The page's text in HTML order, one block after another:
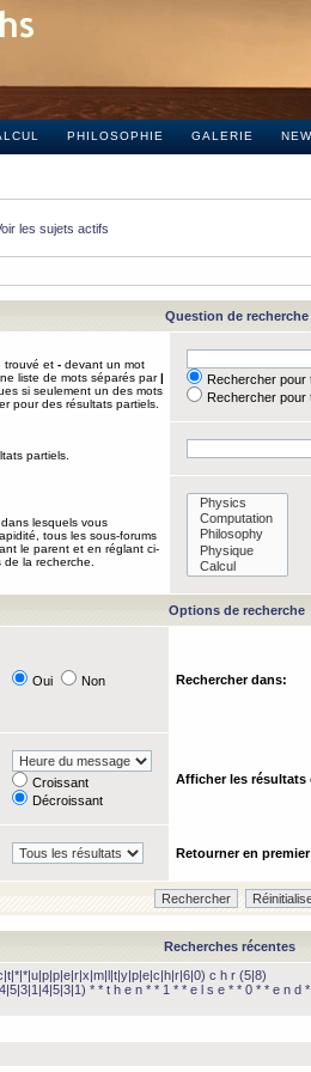
PHILOSOPHIE GALERIE
les sujets actifs
Question de recherche
trouvé et - devant un mot
liste de mots séparés par|
si seulement un des mots
pour des résultats partiels.
Rechercher pour
Rechercher pour
partiels.
lesquels vous
tous les sous-forums
le parent et en réglant ci-
la recherche.
Options de recherche
Oui Non Rechercher dans:
Croissant
Décroissant
Afficher les résultats
Retourner en
Recherches récentes
c h r (5|8)
* * t h e n * * 1 * * e l s e * * 0 * * e n d